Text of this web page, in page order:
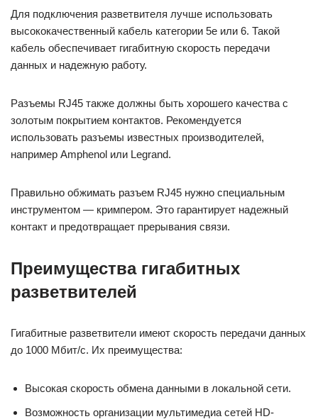
Для подключения разветвителя лучше использовать
высококачественный кабель категории 5е или 6. Такой
кабель обеспечивает гигабитную скорость передачи
данных и надежную работу.
Разъемы RJ45 также должны быть хорошего качества с
золотым покрытием контактов. Рекомендуется
использовать разъемы известных производителей,
например Amphenol или Legrand.
Правильно обжимать разъем RJ45 нужно специальным
инструментом — кримпером. Это гарантирует надежный
контакт и предотвращает прерывания связи.
Преимущества гигабитных
разветвителей
Гигабитные разветвители имеют скорость передачи данных
до 1000 Мбит/с. Их преимущества:
Высокая скорость обмена данными в локальной сети.
Возможность организации мультимедиа сетей HD-